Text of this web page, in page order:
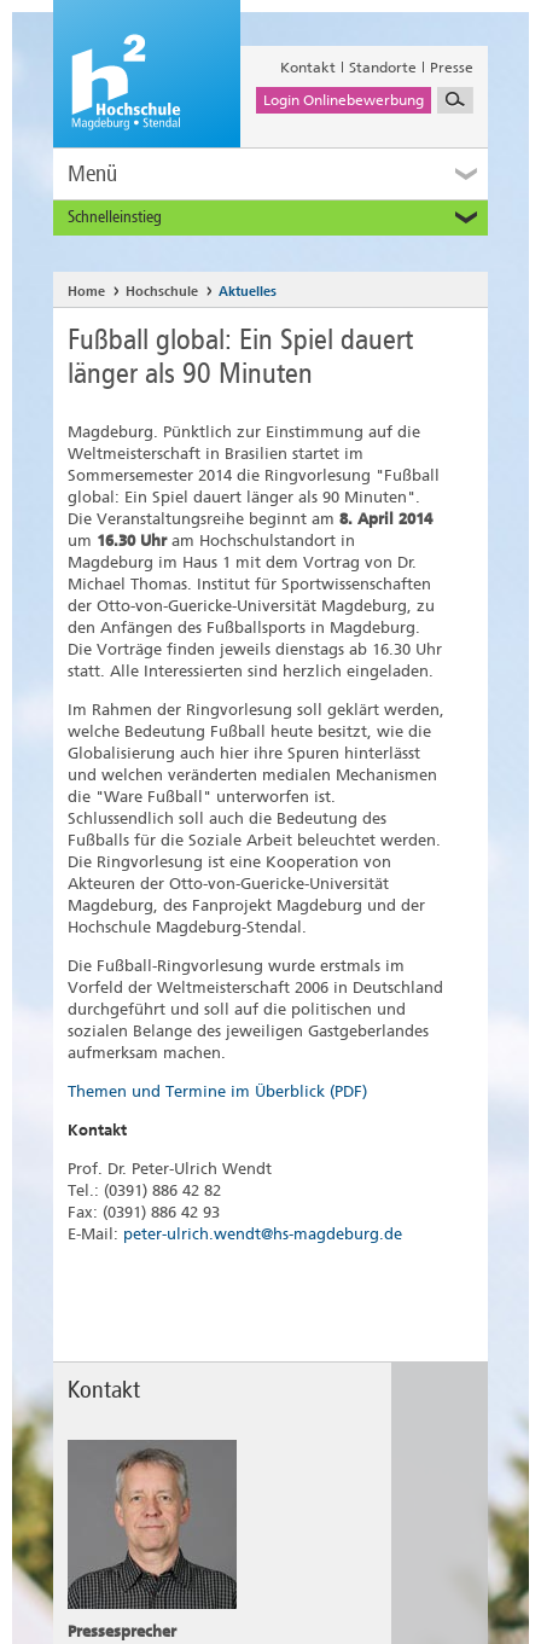
Kontakt Standorte
Presse
Login Onlinebewerbung
Menü
Schnelleinstieg
Alumni
Unternehmen und Institutionen
Studierende
Beschäftigte
Home Hochschule Aktuelles
Fußball global: Ein Spiel dauert
länger als 90 Minuten
Magdeburg. Pünktlich zur Einstimmung auf die
Weltmeisterschaft in Brasilien startet im
Sommersemester 2014 die Ringvorlesung "Fußball
global: Ein Spiel dauert länger als 90 Minuten".
Die Veranstaltungsreihe beginnt am 8. April 2014
um 16.30 Uhram Hochschulstandort in
Magdeburg im Haus 1 mit dem Vortrag von Dr.
Michael Thomas. Institut für Sportwissenschaften
der Otto-von-Guericke-Universität Magdeburg, zu
den Anfängen des Fußballsports in Magdeburg.
Die Vorträge finden jeweils dienstags ab 16.30 Uhr
statt. Alle Interessierten sind herzlich eingeladen.
Im Rahmen der Ringvorlesung soll geklärt werden,
welche Bedeutung Fußball heute besitzt, wie die
Globalisierung auch hier ihre Spuren hinterlässt
und welchen veränderten medialen Mechanismen
die "Ware Fußball" unterworfen ist.
Schlussendlich soll auch die Bedeutung des
Fußballs für die Soziale Arbeit beleuchtet werden.
Die Ringvorlesung ist eine Kooperation von
Akteuren der Otto-von-Guericke-Universität
Magdeburg, des Fanprojekt Magdeburg und der
Hochschule Magdeburg-Stendal.
Die Fußball-Ringvorlesung wurde erstmals im
Vorfeld der Weltmeisterschaft 2006 in Deutschland
durchgeführt und soll auf die politischen und
sozialen Belange des jeweiligen Gastgeberlandes
aufmerksam machen.
Themen und Termine im Überblick (PDF)
Kontakt
Prof. Dr. Peter-Ulrich Wendt
Tel.: (0391) 886 42 82
Fax: (0391) 886 42 93
E-Mail: peter-ulrich.wendt@hs-magdeburg.de
Kontakt
Pressesprecher